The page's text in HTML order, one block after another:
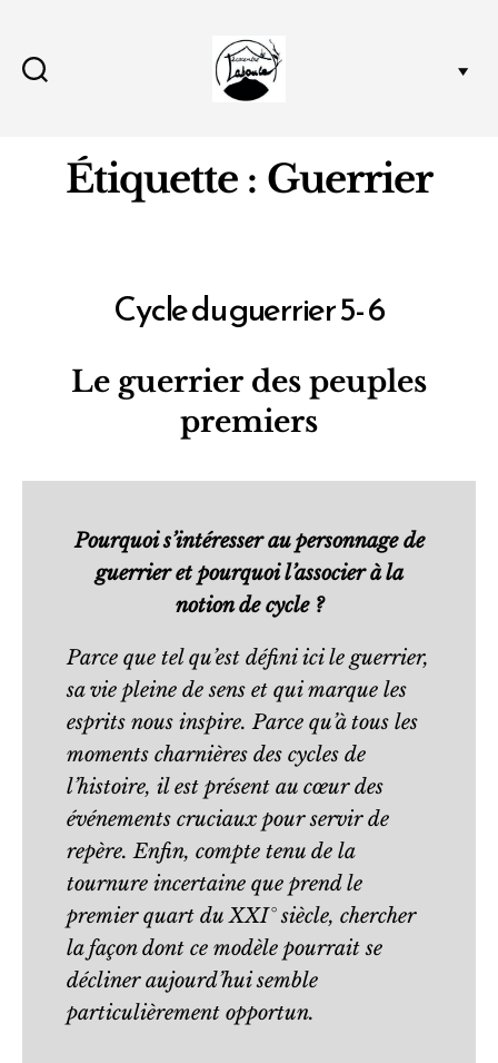
l'écocentre
Étiquette : Guerrier
Catégories
Cycle du guerrier 5- 6
Le guerrier des peuples
premiers
Pourquoi s’intéresser au personnage de
guerrier et pourquoi l’associer à la
notion de cycle ?
Parce que tel qu’est défini ici le guerrier,
sa vie pleine de sens et qui marque les
esprits nous inspire. Parce qu’à tous les
moments charnières des cycles de
l’histoire, il est présent au cœur des
événements cruciaux pour servir de
repère. Enfin, compte tenu de la
tournure incertaine que prend le
premier quart du XXI° siècle, chercher
la façon dont ce modèle pourrait se
décliner aujourd’hui semble
particulièrement opportun.